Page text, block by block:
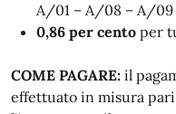
A/01 – A/08 – A/09
0,86 per cento per
COME PAGARE: il
effettuato in misura